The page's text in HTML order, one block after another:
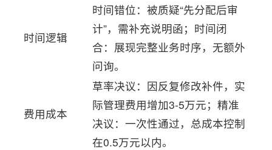
时间逻辑
时间错位：被质疑“先分配后审
计”，需补充说明函；时间闭
合：展现完整业务时序，无额外
问询。
费用成本
草率决议：因反复修改补件，实
际管理费用增加3-5万元；精准
决议：一次性通过，总成本控制
在0.5万元以内。